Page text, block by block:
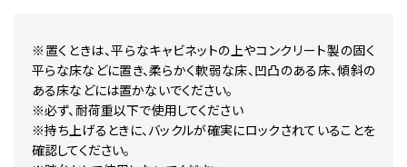
※置くときは、平らなキャビネットの上やコンクリート製の固く
平らな床などに置き、柔らかく軟弱な床、凹凸のある床、傾斜の
ある床などには置かないでください。
※必ず、耐荷重以下で使用してください
※持ち上げるときに、バックルが確実にロックされていることを
確認してください。